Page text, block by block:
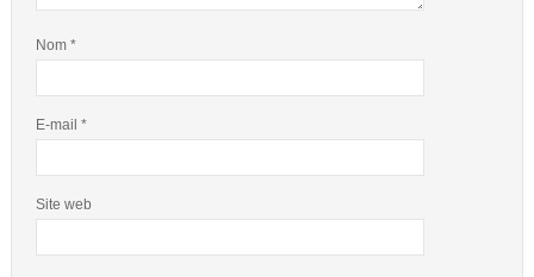
Nom *
E-mail *
Site web